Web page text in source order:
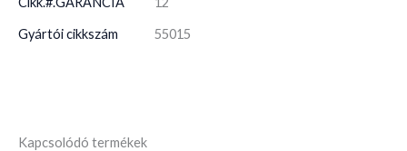
Gyártói cikkszám 55015
Kapcsolódó termékek